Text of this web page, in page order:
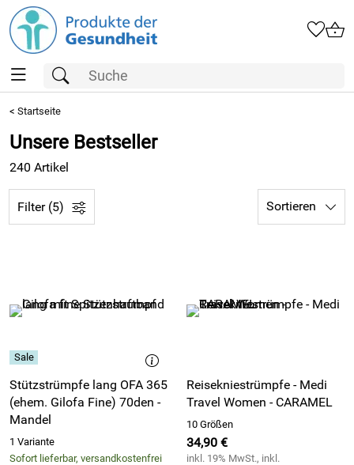
< Startseite
Unsere Bestseller
240 Artikel
Filter (5) Sortieren
Stützstrümpfe lang OFA 365
(ehem. Gilofa Fine) 70den -
Mandel
1 Variante
Sofort lieferbar, versandkostenfrei
Reisekniestrümpfe - Medi
Travel Women - CARAMEL
10 Größen
34,90 €
inkl. 19% MwSt., inkl.